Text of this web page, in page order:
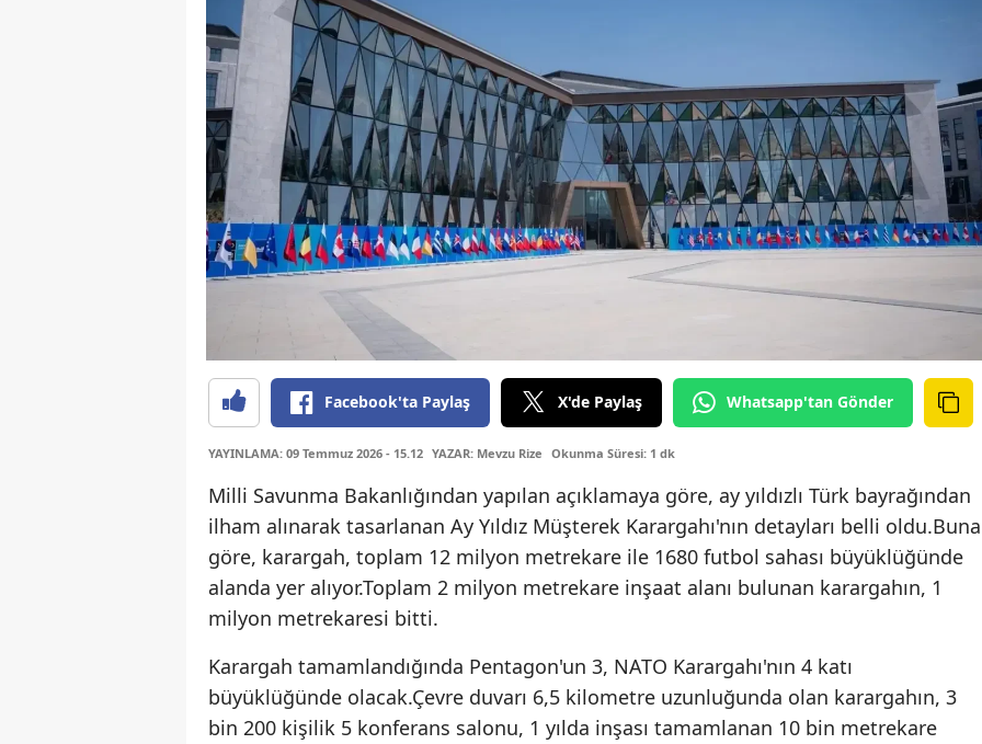
Facebook'ta Paylaş X'de Paylaş Whatsapp'tan Gönder
YAYINLAMA: 09 Temmuz 2026 - 15.12 YAZAR: Mevzu Rize Okunma Süresi: 1 dk
Milli Savunma Bakanlığından yapılan açıklamaya göre, ay yıldızlı Türk bayrağından
ilham alınarak tasarlanan Ay Yıldız Müşterek Karargahı'nın detayları belli oldu.Buna
göre, karargah, toplam 12 milyon metrekare ile 1680 futbol sahası büyüklüğünde
alanda yer alıyor.Toplam 2 milyon metrekare inşaat alanı bulunan karargahın, 1
milyon metrekaresi bitti.
Karargah tamamlandığında Pentagon'un 3, NATO Karargahı'nın 4 katı
büyüklüğünde olacak.Çevre duvarı 6,5 kilometre uzunluğunda olan karargahın, 3
bin 200 kişilik 5 konferans salonu, 1 yılda inşası tamamlanan 10 bin metrekare